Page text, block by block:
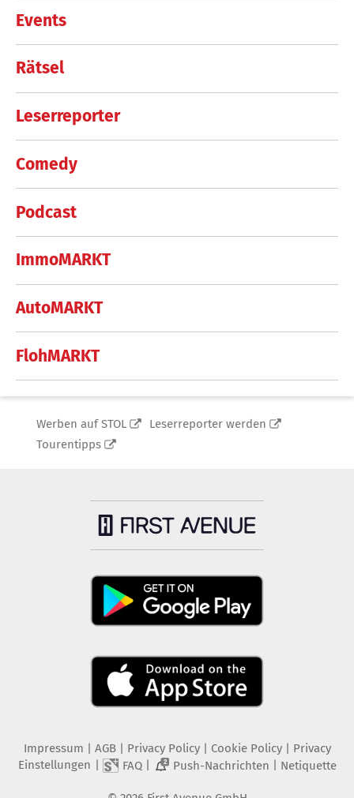
Events
Rätsel
Leserreporter
Comedy
Podcast
ImmoMARKT
AutoMARKT
FlohMARKT
Werben auf STOL
Leserreporter werden
Tourentipps
Impressum | AGB | Privacy Policy| Cookie Policy| Privacy
Einstellungen | FAQ| 2 Push-Nachrichten | Netiquette